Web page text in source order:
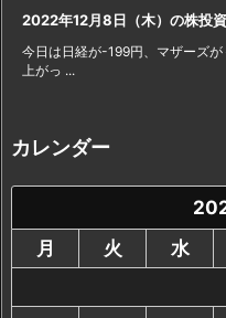
2022年12月8日（木）の株投
今日は日経が-199円、マザーズ
上がっ ...
カレンダー
月
火 水